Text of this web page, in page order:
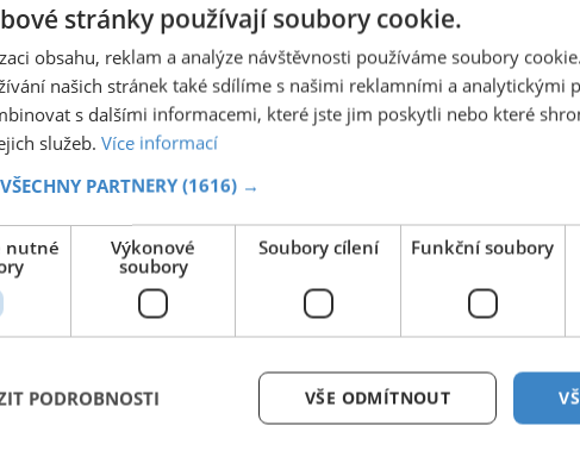
stránky používají soubory cookie.
obsahu, reklam a analýze návštěvnosti používáme soubory
našich stránek také sdílíme s našimi reklamními a analytickými
s dalšími informacemi, které jste jim poskytli nebo které
služeb. Více informací
PARTNERY (1616) →
nutné
Výkonové
soubory
Soubory cílení Funkční soubory
VŠE ODMÍTNOUT
PODROBNOSTI